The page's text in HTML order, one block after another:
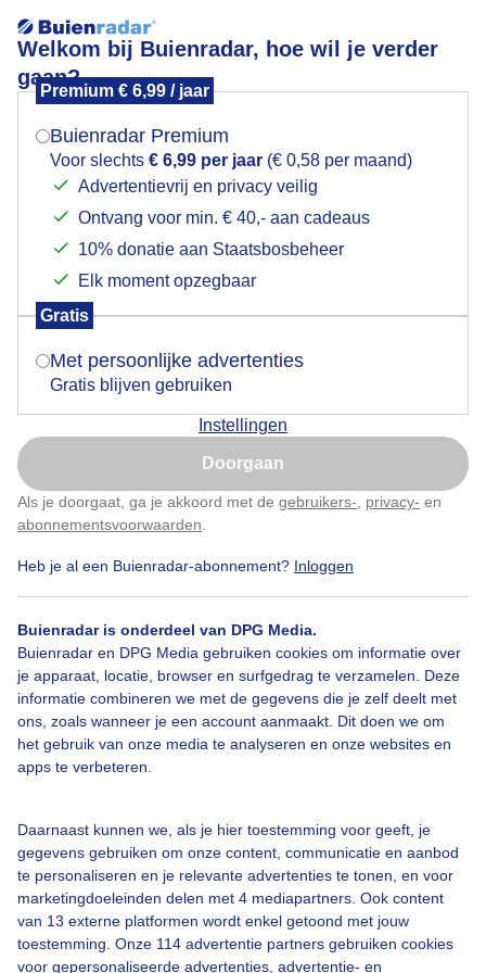
Welkom bij Buienradar, hoe wil je verder
gaan?
Premium € 6,99 / jaar
Buienradar Premium
Voor slechts € 6,99 per jaar (€ 0,58 per maand)
Advertentievrij en privacy veilig
Ontvang voor min. € 40,- aan cadeaus
10% donatie aan Staatsbosbeheer
Elk moment opzegbaar
Gratis
Met persoonlijke advertenties
Gratis blijven gebruiken
Instellingen
Doorgaan
Als je doorgaat, ga je akkoord met de gebruikers- privacy- en
abonnementsvoorwaarden
Heb je al een Buienradar-abonnement? Inloggen
Buienradar is onderdeel van DPG Media.
Buienradar en DPG Media gebruiken cookies om informatie over
je apparaat, locatie, browser en surfgedrag te verzamelen. Deze
informatie combineren we met de gegevens die je zelf deelt met
ons, zoals wanneer je een account aanmaakt. Dit doen we om
het gebruik van onze media te analyseren en onze websites en
apps te verbeteren.
Daarnaast kunnen we, als je hier toestemming voor geeft, je
gegevens gebruiken om onze content, communicatie en aanbod
te personaliseren en je relevante advertenties te tonen, en voor
marketingdoeleinden delen met 4 mediapartners. Ook content
van 13 externe platformen wordt enkel getoond met jouw
toestemming. Onze 114 advertentie partners gebruiken cookies
voor gepersonaliseerde advertenties, advertentie- en
shelf
Populaire categorieën
Lente
Zomer
Over Buienradar
Bedrijfsgegevens
Veelgestelde vragen
Contact
Gebruikersvoorwaarden
Adverteren
Buienradar Team
Privacy beleid
Mogen we je locatie gebruiken voor het
Indien je hier nog geen akkoord op hebt gegeven,
verschijnt er zo een pop-up uit je browser waarin
Is goed, toon de popup
Nu niet, misschien later
Klik hierom dit aan te passen